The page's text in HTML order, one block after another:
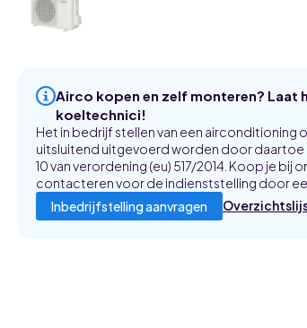
Airco kopen en zelf monteren? Laat
koeltechnici!
Het in bedrijf stellen van een airconditioning
uitsluitend uitgevoerd worden door
10 van verordening (eu) 517/2014. Koop je bij
contacteren voor de indienststelling door
Inbedrijfstelling aanvragen